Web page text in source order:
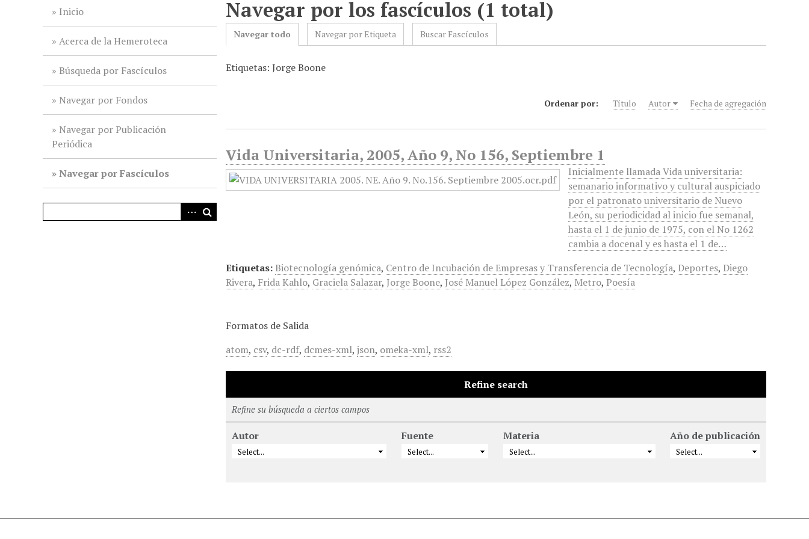
Inicio
Acerca de la Hemeroteca
Búsqueda por Fascículos
Navegar por Fondos
Navegar por Publicación
Periódica
Navegar por Fascículos
Navegar por los fascículos (1 total)
Navegar todo Navegar por Etiqueta Buscar Fascículos
Etiquetas: Jorge Boone
Ordenar por: Título Autor Fecha de agregación
Vida Universitaria, 2005, Año 9, No 156, Septiembre 1
Inicialmente llamada Vida universitaria:
semanario informativo y cultural auspiciado
por el patronato universitario de Nuevo
León, su periodicidad al inicio fue semanal,
hasta el 1 de junio de 1975, con el No 1262
cambia a docenal y es hasta el 1 de…
Etiquetas: Biotecnología genómica, Centro de Incubación de Empresas y Transferencia de Tecnología, Deportes, Diego
Rivera, Frida Kahlo, Graciela Salazar, Jorge Boone, José Manuel López González, Metro, Poesía
Formatos de Salida
atom, csv, dc-rdf, dcmes-xml,json, omeka-xml, rss2
Refine search
Refine su búsqueda a ciertos campos
Autor Fuente Materia Año de publicación